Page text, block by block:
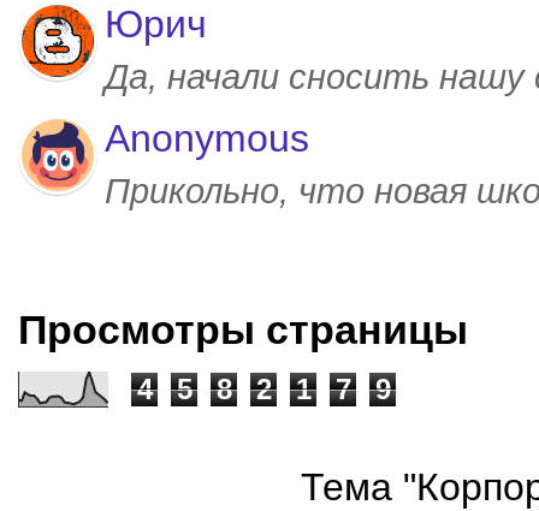
Юрич
Да, начали сносить
Anonymous
Прикольно, что новая
Просмотры страницы
4 5 8 2 1 7 9
Тема